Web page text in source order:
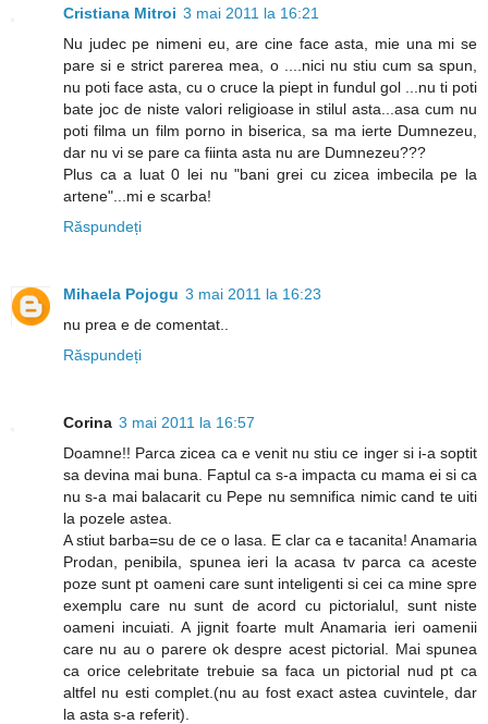
Cristiana Mitroi 3 mai 2011 la 16:21
Nu judec pe nimeni eu, are cine face asta, mie una mi se
pare si e strict parerea mea, o ....nici nu stiu cum sa spun,
nu poti face asta, cu o cruce la piept in fundul gol ...nu ti poti
bate joc de niste valori religioase in stilul asta...asa cum nu
poti filma un film porno in biserica, sa ma ierte Dumnezeu,
dar nu vi se pare ca fiinta asta nu are Dumnezeu???
Plus ca a luat 0 lei nu "bani grei cu zicea imbecila pe la
artene"...mi e scarba!
Răspundeți
Mihaela Pojogu 3 mai 2011 la 16:23
nu prea e de comentat..
Răspundeți
Corina 3 mai 2011 la 16:57
Doamne!! Parca zicea ca e venit nu stiu ce inger si i-a soptit
sa devina mai buna. Faptul ca s-a impacta cu mama ei si ca
nu s-a mai balacarit cu Pepe nu semnifica nimic cand te uiti
la pozele astea.
A stiut barba=su de ce o lasa. E clar ca e tacanita! Anamaria
Prodan, penibila, spunea ieri la acasa tv parca ca aceste
poze sunt pt oameni care sunt inteligenti si cei ca mine spre
exemplu care nu sunt de acord cu pictorialul, sunt niste
oameni incuiati. A jignit foarte mult Anamaria ieri oamenii
care nu au o parere ok despre acest pictorial. Mai spunea
ca orice celebritate trebuie sa faca un pictorial nud pt ca
altfel nu esti complet.(nu au fost exact astea cuvintele, dar
la asta s-a referit).